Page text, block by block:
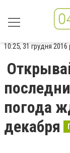
10:25, 31 грудня 2016
погода
декабря